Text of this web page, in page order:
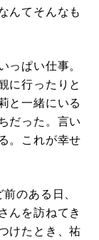
んてそんなも
っぱい仕事。
に行ったりと
と一緒にいる
だった。言い
。これが幸せ
のある日、
んを訪ねてき
けたとき、祐